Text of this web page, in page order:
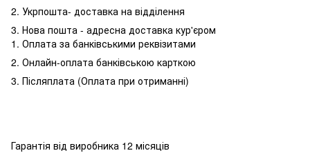
2. Укрпошта- доставка на відділення
3. Нова пошта - адресна доставка кур'єром
1. Оплата за банківськими реквізитами
2. Онлайн-оплата банківською карткою
3. Післяплата (Оплата при отриманні)
Гарантія від виробника 12 місяців